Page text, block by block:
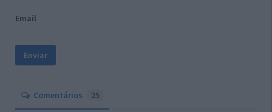
Email
Comentários 25